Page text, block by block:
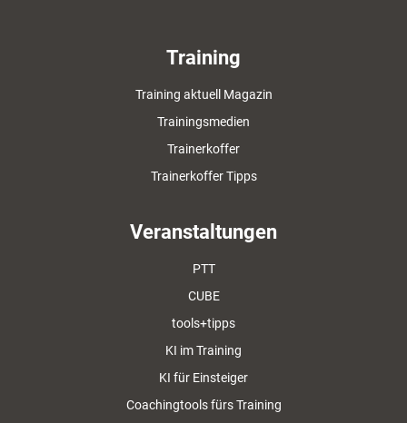
Training
Training aktuell Magazin
Trainingsmedien
Trainerkoffer
Trainerkoffer Tipps
Veranstaltungen
PTT
CUBE
tools+tipps
KI im Training
KI für Einsteiger
Coachingtools fürs Training